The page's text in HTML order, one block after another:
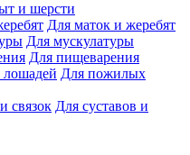
и шерсти
Для маток и жеребят
Для мускулатуры
Для пищеварения
Для пожилых
Для суставов и